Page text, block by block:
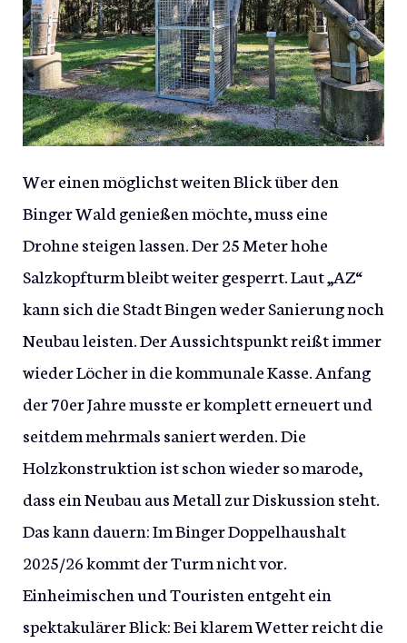
Wer einen möglichst weiten Blick über den
Binger Wald genießen möchte, muss eine
Drohne steigen lassen. Der 25 Meter hohe
Salzkopfturm bleibt weiter gesperrt. Laut „AZ“
kann sich die Stadt Bingen weder Sanierung noch
Neubau leisten. Der Aussichtspunkt reißt immer
wieder Löcher in die kommunale Kasse. Anfang
der 70er Jahre musste er komplett erneuert und
seitdem mehrmals saniert werden. Die
Holzkonstruktion ist schon wieder so marode,
dass ein Neubau aus Metall zur Diskussion steht.
Das kann dauern: Im Binger Doppelhaushalt
2025/26 kommt der Turm nicht vor.
Einheimischen und Touristen entgeht ein
spektakulärer Blick: Bei klarem Wetter reicht die